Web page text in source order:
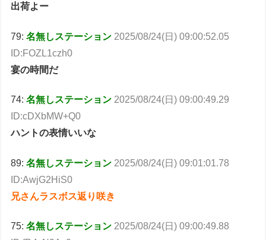
出荷よー
79:名無しステーション 2025/08/24(日) 09:00:52.05
ID:FOZL1czh0
宴の時間だ
74:名無しステーション 2025/08/24(日) 09:00:49.29
ID:cDXbMW+Q0
ハントの表情いいな
89:名無しステーション 2025/08/24(日) 09:01:01.78
ID:AwjG2HiS0
兄さんラスボス返り咲き
75:名無しステーション 2025/08/24(日) 09:00:49.88